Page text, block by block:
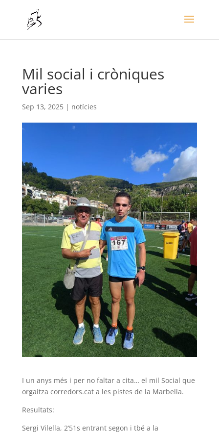
Mil social i cròniques
varies
Sep 13, 2025| notícies
I un anys més i per no faltar a cita… el mil Social que
orgaitza corredors.cat a les pistes de la Marbella.
Resultats:
Sergi Vilella, 2’51s entrant segon i tbé a la